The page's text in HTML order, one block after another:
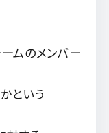
ムのメンバー
という